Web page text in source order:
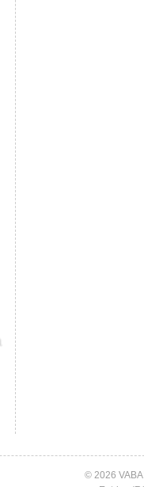
© 2026